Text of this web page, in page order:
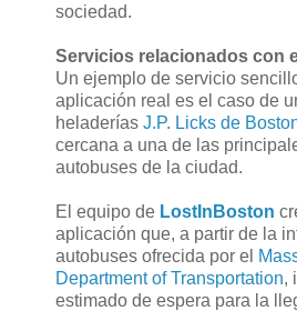
sociedad.
Servicios relacionados con
Un ejemplo de servicio
aplicación real es el caso de
heladerías J.P. Licks de
cercana a una de las
autobuses de la ciudad.
El equipo de LostInBoston
aplicación que, a partir de la
autobuses ofrecida por el
Department of Transportation,
estimado de espera para la